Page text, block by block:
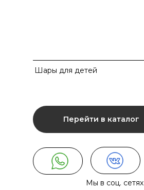
Шары для детей
Перейти в каталог
Мы в соц. сетях